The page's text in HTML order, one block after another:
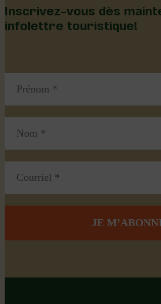
Inscrivez-vous dès
infolettre touristique!